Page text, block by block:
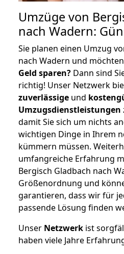
Umzüge von
nach Wadern:
Sie planen einen Umzug
nach Wadern und
Geld sparen? Dann sind
richtig! Unser Netzwerk
zuverlässige und
Umzugsdienstleistungen
damit Sie sich um nichts
wichtigen Dinge in Ihrem
kümmern müssen.
umfangreiche Erfahrung
Bergisch Gladbach nach
Größenordnung und
garantieren, dass wir für
passende Lösung finden
Unser Netzwerk ist
haben viele Jahre